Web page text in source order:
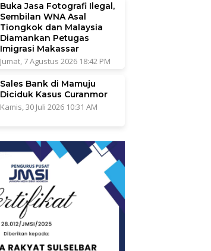
Buka Jasa Fotografi Ilegal,
Sembilan WNA Asal
Tiongkok dan Malaysia
Diamankan Petugas
Imigrasi Makassar
Jumat, 7 Agustus 2026 18:42 PM
Sales Bank di Mamuju
Diciduk Kasus Curanmor
Kamis, 30 Juli 2026 10:31 AM